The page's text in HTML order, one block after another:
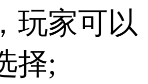
玩家可以
择;